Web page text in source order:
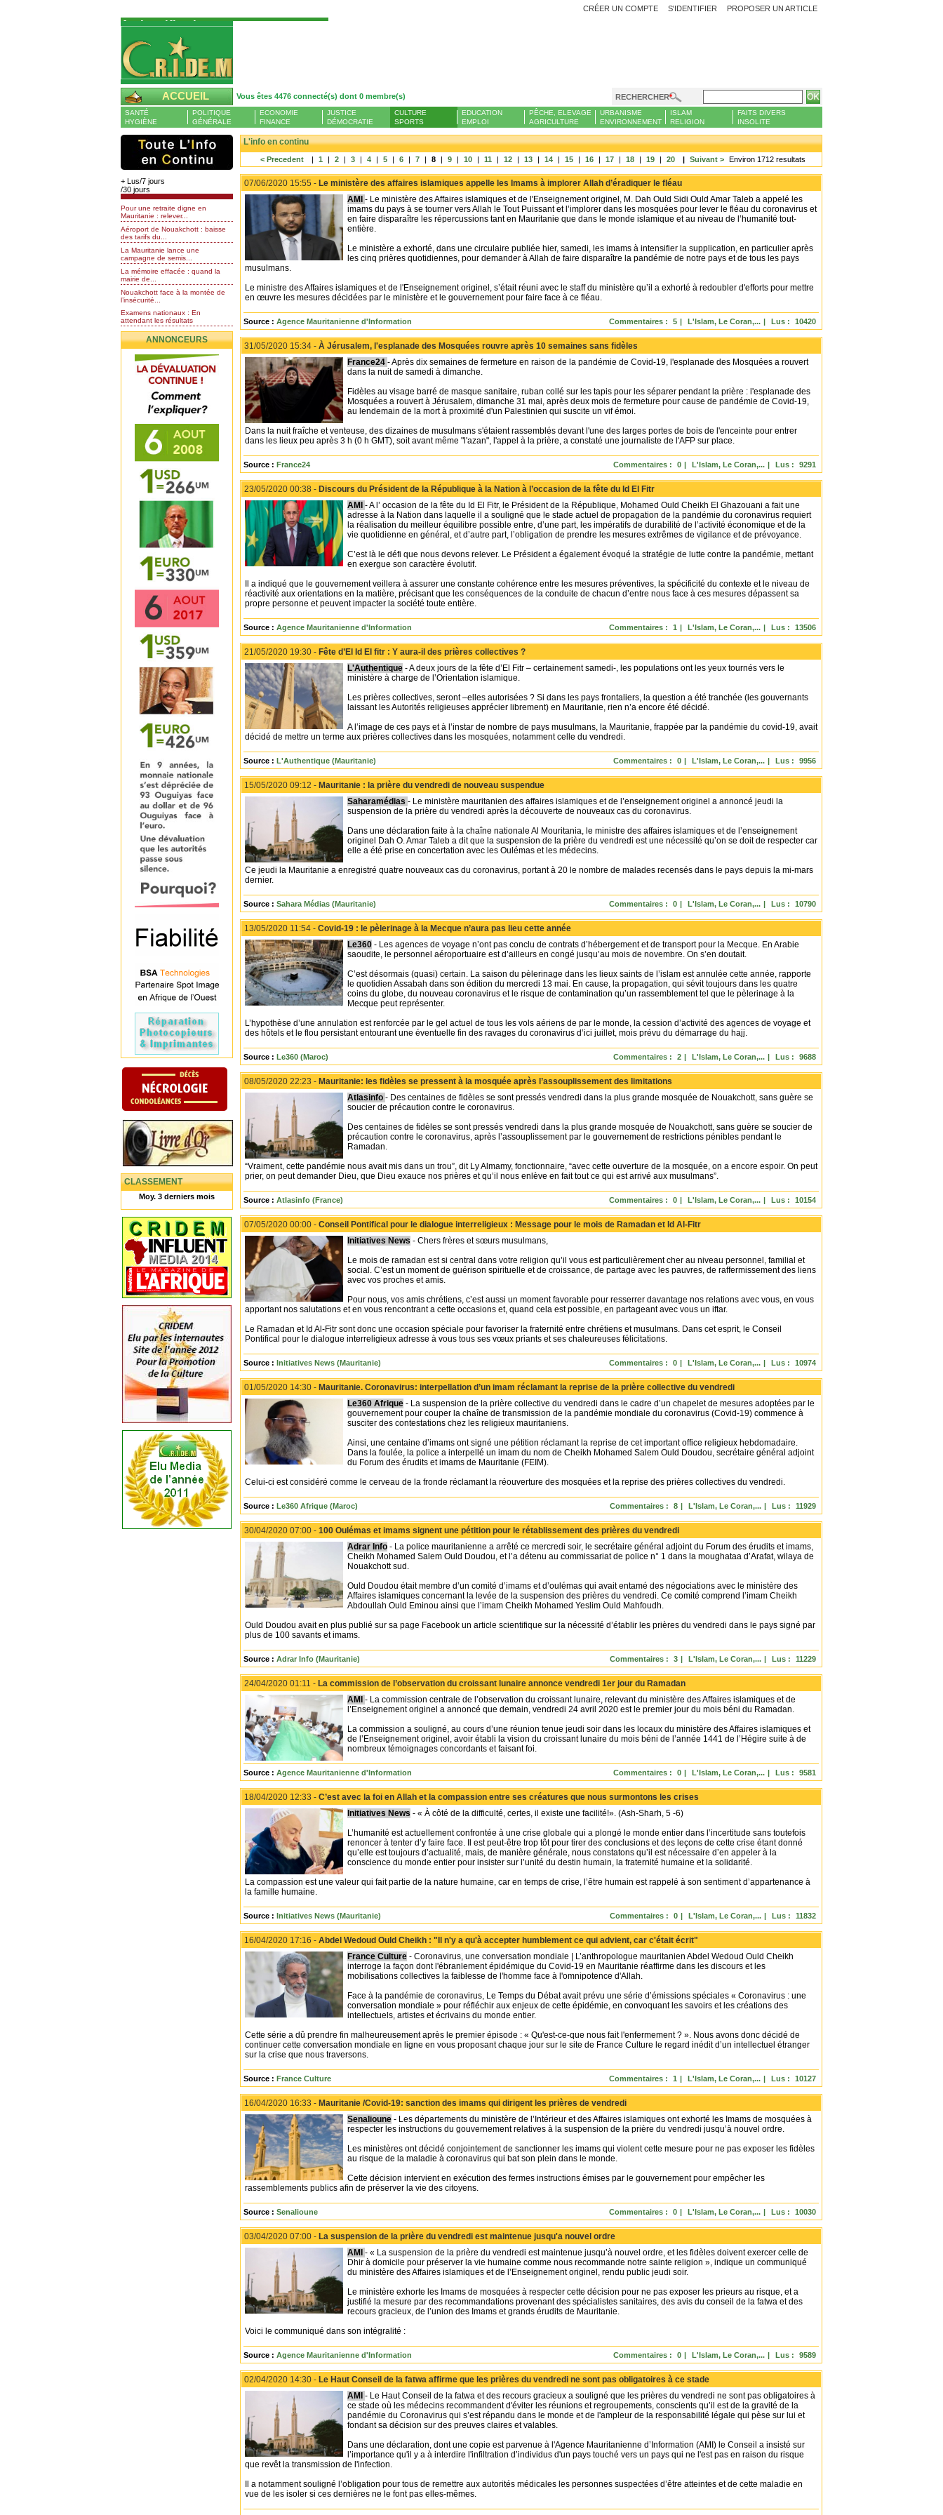
PROPOSER UN ARTICLE
CRÉER UN COMPTE S'IDENTIFIER
Authentification
Pour S'authentifier veuillez fournir votre
Pseudo et Mot de passer et cliquez sur : Se
connecter
Pseudo
Mot de passe
ACCUEIL Vous êtes 4476 connecté(s) dont 0 membre(s)
Liste des membres en ligne (0)
RECHERCHER
SANTÉ
HYGIÈNE
POLITIQUE
GÉNÉRALE
ECONOMIE
FINANCE
JUSTICE
DÉMOCRATIE
CULTURE
SPORTS
EDUCATION
EMPLOI
PÊCHE, ELEVAGE
AGRICULTURE
URBANISME
ENVIRONNEMENT
ISLAM
RELIGION
FAITS DIVERS
INSOLITE
+ Lus/7 jours
/30 jours
Pour une retraite digne en
Mauritanie : relever...
Aéroport de Nouakchott : baisse
des tarifs du...
La Mauritanie lance une
campagne de semis...
La mémoire effacée : quand la
mairie de...
Nouakchott face à la montée de
l’insécurité...
Examens nationaux : En
attendant les résultats
Nomination de l’Honorable Diye
Ba au poste de...
Mauritanie : les résultats du
baccalauréat 2026...
Mauritanie : Les 10 premiers au
BEPC 2026
Un syndicat de l’enseignement
rejette la...
ANNONCEURS
CLASSEMENT
Moy. 3 derniers mois
L'info en continu
< Precedent | 1 | 2 | 3 | 4 | 5 | 6 | 7 | 8 | 9 | 10 | 11 | 12 | 13 | 14 | 15 | 16 | 17 | 18 | 19 | 20 | Suivant > Environ 1712 resultats
07/06/2020 15:55 - Le ministère des affaires islamiques appelle les Imams à implorer Allah d’éradiquer le fléau
AMI - Le ministère des Affaires islamiques et de l'Enseignement originel, M. Dah Ould Sidi Ould Amar Taleb a appelé les
imams du pays à se tourner vers Allah le Tout Puissant et l’implorer dans les mosquées pour lever le fléau du coronavirus et
en faire disparaître les répercussions tant en Mauritanie que dans le monde islamique et au niveau de l’humanité tout-
entière.
Le ministère a exhorté, dans une circulaire publiée hier, samedi, les imams à intensifier la supplication, en particulier après
les cinq prières quotidiennes, pour demander à Allah de faire disparaître la pandémie de notre pays et de tous les pays
musulmans.
Le ministre des Affaires islamiques et de l'Enseignement originel, s’était réuni avec le staff du ministère qu’il a exhorté à redoubler d'efforts pour mettre
en œuvre les mesures décidées par le ministère et le gouvernement pour faire face à ce fléau.
Source : Agence Mauritanienne d'Information Lus : 10420
L'Islam, Le Coran,... |
Commentaires : 5 |
31/05/2020 15:34 - À Jérusalem, l'esplanade des Mosquées rouvre après 10 semaines sans fidèles
France24 - Après dix semaines de fermeture en raison de la pandémie de Covid-19, l'esplanade des Mosquées a rouvert
dans la nuit de samedi à dimanche.
Fidèles au visage barré de masque sanitaire, ruban collé sur les tapis pour les séparer pendant la prière : l'esplanade des
Mosquées a rouvert à Jérusalem, dimanche 31 mai, après deux mois de fermeture pour cause de pandémie de Covid-19,
au lendemain de la mort à proximité d'un Palestinien qui suscite un vif émoi.
Dans la nuit fraîche et venteuse, des dizaines de musulmans s'étaient rassemblés devant l'une des larges portes de bois de l'enceinte pour entrer
dans les lieux peu après 3 h (0 h GMT), soit avant même "l'azan", l'appel à la prière, a constaté une journaliste de l'AFP sur place.
Source : France24 Lus : 9291
L'Islam, Le Coran,... |
Commentaires : 0 |
23/05/2020 00:38 - Discours du Président de la République à la Nation à l’occasion de la fête du Id El Fitr
AMI - A l’ occasion de la fête du Id El Fitr, le Président de la République, Mohamed Ould Cheikh El Ghazouani a fait une
adresse à la Nation dans laquelle il a souligné que le stade actuel de propagation de la pandémie du coronavirus requiert
la réalisation du meilleur équilibre possible entre, d’une part, les impératifs de durabilité de l’activité économique et de la
vie quotidienne en général, et d’autre part, l’obligation de prendre les mesures extrêmes de vigilance et de prévoyance.
C’est là le défi que nous devons relever. Le Président a également évoqué la stratégie de lutte contre la pandémie, mettant
en exergue son caractère évolutif.
Il a indiqué que le gouvernement veillera à assurer une constante cohérence entre les mesures préventives, la spécificité du contexte et le niveau de
réactivité aux orientations en la matière, précisant que les conséquences de la conduite de chacun d’entre nous face à ces mesures dépassent sa
propre personne et peuvent impacter la société toute entière.
Source : Agence Mauritanienne d'Information Lus : 13506
L'Islam, Le Coran,... |
Commentaires : 1 |
21/05/2020 19:30 - Fête d’El Id El fitr : Y aura-il des prières collectives ?
L'Authentique - A deux jours de la fête d’El Fitr – certainement samedi-, les populations ont les yeux tournés vers le
ministère à charge de l’Orientation islamique.
Les prières collectives, seront –elles autorisées ? Si dans les pays frontaliers, la question a été tranchée (les gouvernants
laissant les Autorités religieuses apprécier librement) en Mauritanie, rien n’a encore été décidé.
A l’image de ces pays et à l’instar de nombre de pays musulmans, la Mauritanie, frappée par la pandémie du covid-19, avait
décidé de mettre un terme aux prières collectives dans les mosquées, notamment celle du vendredi.
Source : L'Authentique (Mauritanie) Lus : 9956
L'Islam, Le Coran,... |
Commentaires : 0 |
15/05/2020 09:12 - Mauritanie : la prière du vendredi de nouveau suspendue
Saharamédias - Le ministère mauritanien des affaires islamiques et de l’enseignement originel a annoncé jeudi la
suspension de la prière du vendredi après la découverte de nouveaux cas du coronavirus.
Dans une déclaration faite à la chaîne nationale Al Mouritania, le ministre des affaires islamiques et de l’enseignement
originel Dah O. Amar Taleb a dit que la suspension de la prière du vendredi est une nécessité qu’on se doit de respecter car
elle a été prise en concertation avec les Oulémas et les médecins.
Ce jeudi la Mauritanie a enregistré quatre nouveaux cas du coronavirus, portant à 20 le nombre de malades recensés dans le pays depuis la mi-mars
dernier.
Source : Sahara Médias (Mauritanie) Lus : 10790
L'Islam, Le Coran,... |
Commentaires : 0 |
13/05/2020 11:54 - Covid-19 : le pèlerinage à la Mecque n’aura pas lieu cette année
Le360 - Les agences de voyage n’ont pas conclu de contrats d’hébergement et de transport pour la Mecque. En Arabie
saoudite, le personnel aéroportuaire est d’ailleurs en congé jusqu’au mois de novembre. On s’en doutait.
C’est désormais (quasi) certain. La saison du pèlerinage dans les lieux saints de l’islam est annulée cette année, rapporte
le quotidien Assabah dans son édition du mercredi 13 mai. En cause, la propagation, qui sévit toujours dans les quatre
coins du globe, du nouveau coronavirus et le risque de contamination qu’un rassemblement tel que le pèlerinage à la
Mecque peut représenter.
L’hypothèse d’une annulation est renforcée par le gel actuel de tous les vols aériens de par le monde, la cession d’activité des agences de voyage et
des hôtels et le flou persistant entourant une éventuelle fin des ravages du coronavirus d’ici juillet, mois prévu du démarrage du hajj.
Source : Le360 (Maroc) Lus : 9688
L'Islam, Le Coran,... |
Commentaires : 2 |
08/05/2020 22:23 - Mauritanie: les fidèles se pressent à la mosquée après l’assouplissement des limitations
Atlasinfo - Des centaines de fidèles se sont pressés vendredi dans la plus grande mosquée de Nouakchott, sans guère se
soucier de précaution contre le coronavirus.
Des centaines de fidèles se sont pressés vendredi dans la plus grande mosquée de Nouakchott, sans guère se soucier de
précaution contre le coronavirus, après l’assouplissement par le gouvernement de restrictions pénibles pendant le
Ramadan.
“Vraiment, cette pandémie nous avait mis dans un trou”, dit Ly Almamy, fonctionnaire, “avec cette ouverture de la mosquée, on a encore espoir. On peut
prier, on peut demander Dieu, que Dieu exauce nos prières et qu’il nous enlève en fait tout ce qui est arrivé aux musulmans”.
Source : Atlasinfo (France) Lus : 10154
L'Islam, Le Coran,... |
Commentaires : 0 |
07/05/2020 00:00 - Conseil Pontifical pour le dialogue interreligieux : Message pour le mois de Ramadan et Id Al-Fitr
Initiatives News - Chers frères et sœurs musulmans,
Le mois de ramadan est si central dans votre religion qu’il vous est particulièrement cher au niveau personnel, familial et
social. C’est un moment de guérison spirituelle et de croissance, de partage avec les pauvres, de raffermissement des liens
avec vos proches et amis.
Pour nous, vos amis chrétiens, c’est aussi un moment favorable pour resserrer davantage nos relations avec vous, en vous
apportant nos salutations et en vous rencontrant a cette occasions et, quand cela est possible, en partageant avec vous un iftar.
Le Ramadan et Id Al-Fitr sont donc une occasion spéciale pour favoriser la fraternité entre chrétiens et musulmans. Dans cet esprit, le Conseil
Pontifical pour le dialogue interreligieux adresse à vous tous ses vœux priants et ses chaleureuses félicitations.
Source : Initiatives News (Mauritanie) Lus : 10974
L'Islam, Le Coran,... |
Commentaires : 0 |
01/05/2020 14:30 - Mauritanie. Coronavirus: interpellation d’un imam réclamant la reprise de la prière collective du vendredi
Le360 Afrique - La suspension de la prière collective du vendredi dans le cadre d’un chapelet de mesures adoptées par le
gouvernement pour couper la chaîne de transmission de la pandémie mondiale du coronavirus (Covid-19) commence à
susciter des contestations chez les religieux mauritaniens.
Ainsi, une centaine d’imams ont signé une pétition réclamant la reprise de cet important office religieux hebdomadaire.
Dans la foulée, la police a interpellé un imam du nom de Cheikh Mohamed Salem Ould Doudou, secrétaire général adjoint
du Forum des érudits et imams de Mauritanie (FEIM).
Celui-ci est considéré comme le cerveau de la fronde réclamant la réouverture des mosquées et la reprise des prières collectives du vendredi.
Source : Le360 Afrique (Maroc) Lus : 11929
L'Islam, Le Coran,... |
Commentaires : 8 |
30/04/2020 07:00 - 100 Oulémas et imams signent une pétition pour le rétablissement des prières du vendredi
Adrar Info - La police mauritanienne a arrêté ce mercredi soir, le secrétaire général adjoint du Forum des érudits et imams,
Cheikh Mohamed Salem Ould Doudou, et l’a détenu au commissariat de police n° 1 dans la moughataa d’Arafat, wilaya de
Nouakchott sud.
Ould Doudou était membre d’un comité d’imams et d’oulémas qui avait entamé des négociations avec le ministère des
Affaires islamiques concernant la levée de la suspension des prières du vendredi. Ce comité comprend l’imam Cheikh
Abdoullah Ould Eminou ainsi que l’imam Cheikh Mohamed Yeslim Ould Mahfoudh.
Ould Doudou avait en plus publié sur sa page Facebook un article scientifique sur la nécessité d’établir les prières du vendredi dans le pays signé par
plus de 100 savants et imams.
Source : Adrar Info (Mauritanie) Lus : 11229
L'Islam, Le Coran,... |
Commentaires : 3 |
24/04/2020 01:11 - La commission de l’observation du croissant lunaire annonce vendredi 1er jour du Ramadan
AMI - La commission centrale de l’observation du croissant lunaire, relevant du ministère des Affaires islamiques et de
l’Enseignement originel a annoncé que demain, vendredi 24 avril 2020 est le premier jour du mois béni du Ramadan.
La commission a souligné, au cours d’une réunion tenue jeudi soir dans les locaux du ministère des Affaires islamiques et
de l’Enseignement originel, avoir établi la vision du croissant lunaire du mois béni de l’année 1441 de l’Hégire suite à de
nombreux témoignages concordants et faisant foi.
Source : Agence Mauritanienne d'Information Lus : 9581
L'Islam, Le Coran,... |
Commentaires : 0 |
18/04/2020 12:33 - C’est avec la foi en Allah et la compassion entre ses créatures que nous surmontons les crises
Initiatives News - « À côté de la difficulté, certes, il existe une facilité!». (Ash-Sharh, 5 -6)
L’humanité est actuellement confrontée à une crise globale qui a plongé le monde entier dans l’incertitude sans toutefois
renoncer à tenter d’y faire face. Il est peut-être trop tôt pour tirer des conclusions et des leçons de cette crise étant donné
qu’elle est toujours d’actualité, mais, de manière générale, nous constatons qu’il est nécessaire d’en appeler à la
conscience du monde entier pour insister sur l’unité du destin humain, la fraternité humaine et la solidarité.
La compassion est une valeur qui fait partie de la nature humaine, car en temps de crise, l’être humain est rappelé à son sentiment d’appartenance à
la famille humaine.
Source : Initiatives News (Mauritanie) Lus : 11832
L'Islam, Le Coran,... |
Commentaires : 0 |
16/04/2020 17:16 - Abdel Wedoud Ould Cheikh : "Il n'y a qu'à accepter humblement ce qui advient, car c'était écrit"
France Culture - Coronavirus, une conversation mondiale | L’anthropologue mauritanien Abdel Wedoud Ould Cheikh
interroge la façon dont l'ébranlement épidémique du Covid-19 en Mauritanie réaffirme dans les discours et les
mobilisations collectives la faiblesse de l'homme face à l'omnipotence d'Allah.
Face à la pandémie de coronavirus, Le Temps du Débat avait prévu une série d’émissions spéciales « Coronavirus : une
conversation mondiale » pour réfléchir aux enjeux de cette épidémie, en convoquant les savoirs et les créations des
intellectuels, artistes et écrivains du monde entier.
Cette série a dû prendre fin malheureusement après le premier épisode : « Qu'est-ce-que nous fait l'enfermement ? ». Nous avons donc décidé de
continuer cette conversation mondiale en ligne en vous proposant chaque jour sur le site de France Culture le regard inédit d’un intellectuel étranger
sur la crise que nous traversons.
Source : France Culture Lus : 10127
L'Islam, Le Coran,... |
Commentaires : 1 |
16/04/2020 16:33 - Mauritanie /Covid-19: sanction des imams qui dirigent les prières de vendredi
Senalioune - Les départements du ministère de l’Intérieur et des Affaires islamiques ont exhorté les Imams de mosquées à
respecter les instructions du gouvernement relatives à la suspension de la prière du vendredi jusqu’à nouvel ordre.
Les ministères ont décidé conjointement de sanctionner les imams qui violent cette mesure pour ne pas exposer les fidèles
au risque de la maladie à coronavirus qui bat son plein dans le monde.
Cette décision intervient en exécution des fermes instructions émises par le gouvernement pour empêcher les
rassemblements publics afin de préserver la vie des citoyens.
Source : Senalioune Lus : 10030
L'Islam, Le Coran,... |
Commentaires : 0 |
03/04/2020 07:00 - La suspension de la prière du vendredi est maintenue jusqu'a nouvel ordre
AMI - « La suspension de la prière du vendredi est maintenue jusqu’à nouvel ordre, et les fidèles doivent exercer celle de
Dhir à domicile pour préserver la vie humaine comme nous recommande notre sainte religion », indique un communiqué
du ministère des Affaires islamiques et de l’Enseignement originel, rendu public jeudi soir.
Le ministère exhorte les Imams de mosquées à respecter cette décision pour ne pas exposer les prieurs au risque, et a
justifié la mesure par des recommandations provenant des spécialistes sanitaires, des avis du conseil de la fatwa et des
recours gracieux, de l’union des Imams et grands érudits de Mauritanie.
Voici le communiqué dans son intégralité :
Source : Agence Mauritanienne d'Information Lus : 9589
L'Islam, Le Coran,... |
Commentaires : 0 |
02/04/2020 14:30 - Le Haut Conseil de la fatwa affirme que les prières du vendredi ne sont pas obligatoires à ce stade
AMI - Le Haut Conseil de la fatwa et des recours gracieux a souligné que les prières du vendredi ne sont pas obligatoires à
ce stade où les médecins recommandent d'éviter les réunions et regroupements, conscients qu’il est de la gravité de la
pandémie du Coronavirus qui s’est répandu dans le monde et de l'ampleur de la responsabilité légale qui pèse sur lui et
fondant sa décision sur des preuves claires et valables.
Dans une déclaration, dont une copie est parvenue à l'Agence Mauritanienne d’Information (AMI) le Conseil a insisté sur
l’importance qu'il y a à interdire l'infiltration d’individus d'un pays touché vers un pays qui ne l'est pas en raison du risque
que revêt la transmission de l'infection.
Il a notamment souligné l’obligation pour tous de remettre aux autorités médicales les personnes suspectées d’être atteintes et de cette maladie en
vue de les isoler si ces dernières ne le font pas elles-mêmes.